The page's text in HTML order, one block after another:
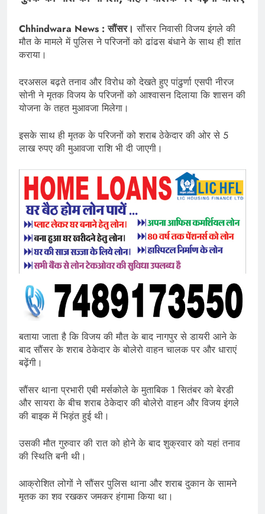
Chhindwara News : सौंसर।सौंसर निवासी विजय इंगले की
मौत के मामले में पुलिस ने परिजनों को ढांढस बंधाने के साथ ही शांत
कराया।
दरअसल बढ़ते तनाव और विरोध को देखते हुए पांढुर्णा एसपी नीरज
सोनी ने मृतक विजय के परिजनों को आश्वासन दिलाया कि शासन की
योजना के तहत मुआवजा मिलेगा।
इसके साथ ही मृतक के परिजनों को शराब ठेकेदार की ओर से 5
लाख रुपए की मुआवजा राशि भी दी जाएगी।
बताया जाता है कि विजय की मौत के बाद नागपुर से डायरी आने के
बाद सौंसर के शराब ठेकेदार के बोलेरो वाहन चालक पर और धाराएं
बढ़ेंगी।
सौंसर थाना प्रभारी एबी मर्सकोले के मुताबिक 1 सितंबर को बेरडी
और सायरा के बीच शराब ठेकेदार की बोलेरो वाहन और विजय इंगले
की बाइक में भिड़ंत हुई थी।
उसकी मौत गुरुवार की रात को होने के बाद शुक्रवार को यहां तनाव
की स्थिति बनी थी।
आक्रोशित लोगों ने सौंसर पुलिस थाना और शराब दुकान के सामने
मृतक का शव रखकर जमकर हंगामा किया था।